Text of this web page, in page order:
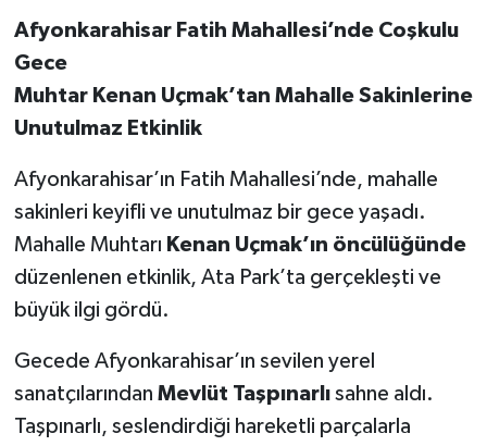
Afyonkarahisar Fatih Mahallesi’nde Coşkulu
Gece
Muhtar Kenan Uçmak’tan Mahalle Sakinlerine
Unutulmaz Etkinlik
Afyonkarahisar’ın Fatih Mahallesi’nde, mahalle
sakinleri keyifli ve unutulmaz bir gece yaşadı.
Mahalle Muhtarı Kenan Uçmak’ın öncülüğünde
düzenlenen etkinlik, Ata Park’ta gerçekleşti ve
büyük ilgi gördü.
Gecede Afyonkarahisar’ın sevilen yerel
sanatçılarından Mevlüt Taşpınarlısahne aldı.
Taşpınarlı, seslendirdiği hareketli parçalarla